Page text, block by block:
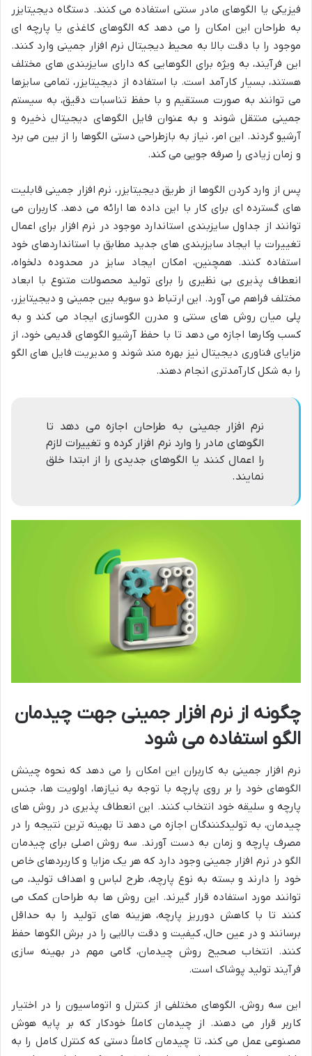
فیزیکی یا الگوهای مادر سنتی استفاده می کنند. دستگاه دیجیتایزر
به طراحان این امکان را می دهد که الگوهای کاغذی یا پارچه ای
موجود را با دقت بالا به محیط دیجیتال نرم افزار جمینی وارد کنند.
این فرآیند، به ویژه برای الگوهایی که دارای سایزبندی های مختلف
هستند، بسیار کارآمد است. با استفاده از دیجیتایزر، تمامی سایزها
می توانند به صورت مستقیم و با حفظ تناسبات دقیق، به سیستم
جمینی منتقل شوند و به عنوان فایل الگوهای دیجیتال ذخیره و
آرشیو گردند. این امر، نیاز به بازطراحی دستی الگوها را از بین می برد
و زمان زیادی را صرفه جویی می کند.
پس از وارد کردن الگوها از طریق دیجیتایزر، نرم افزار جمینی قابلیت
های گسترده ای برای کار با این داده ها ارائه می دهد. کاربران می
توانند از جداول سایزبندی استاندارد موجود در نرم افزار برای اعمال
تغییرات یا ایجاد سایزبندی های جدید مطابق با استانداردهای خود
استفاده کنند. همچنین، امکان ایجاد سایز در محدوده دلخواه،
انعطاف پذیری بی نظیری را برای تولید محصولات متنوع با ابعاد
مختلف فراهم می آورد. این ارتباط دو سویه بین جمینی و دیجیتایزر،
پلی میان روش های سنتی و مدرن الگوسازی ایجاد می کند و به
کسب وکارها اجازه می دهد تا با حفظ آرشیو الگوهای قدیمی خود، از
مزایای فناوری دیجیتال نیز بهره مند شوند و مدیریت فایل های الگو
را به شکل کارآمدتری انجام دهند.
نرم افزار جمینی به طراحان اجازه می دهد تا
الگوهای مادر را وارد نرم افزار کرده و تغییرات لازم
را اعمال کنند یا الگوهای جدیدی را از ابتدا خلق
نمایند.
چگونه از نرم افزار جمینی جهت چیدمان
الگو استفاده می شود
نرم افزار جمینی به کاربران این امکان را می دهد که نحوه چینش
الگوهای خود را بر روی پارچه با توجه به نیازها، اولویت ها، جنس
پارچه و سلیقه خود انتخاب کنند. این انعطاف پذیری در روش های
چیدمان، به تولیدکنندگان اجازه می دهد تا بهینه ترین نتیجه را در
مصرف پارچه و زمان به دست آورند. سه روش اصلی برای چیدمان
الگو در نرم افزار جمینی وجود دارد که هر یک مزایا و کاربردهای خاص
خود را دارند و بسته به نوع پارچه، طرح لباس و اهداف تولید، می
توانند مورد استفاده قرار گیرند. این روش ها به طراحان کمک می
کنند تا با کاهش دورریز پارچه، هزینه های تولید را به حداقل
برسانند و در عین حال، کیفیت و دقت بالایی را در برش الگوها حفظ
کنند. انتخاب صحیح روش چیدمان، گامی مهم در بهینه سازی
فرآیند تولید پوشاک است.
این سه روش، الگوهای مختلفی از کنترل و اتوماسیون را در اختیار
کاربر قرار می دهند. از چیدمان کاملاً خودکار که بر پایه هوش
مصنوعی عمل می کند، تا چیدمان کاملاً دستی که کنترل کامل را به